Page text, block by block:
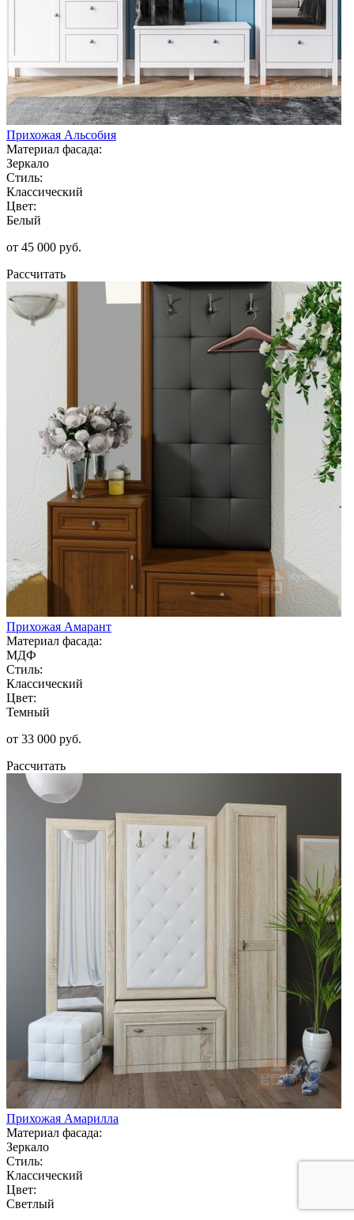
Прихожая Альсобия
Материал фасада:
Зеркало
Стиль:
Классический
Цвет:
Белый
от 45 000 руб.
Рассчитать
Прихожая Амарант
Материал фасада:
МДФ
Стиль:
Классический
Цвет:
Темный
от 33 000 руб.
Рассчитать
Прихожая Амарилла
Материал фасада:
Зеркало
Стиль:
Классический
Цвет:
Светлый